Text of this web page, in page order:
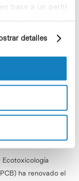
base a un perfil
navegación (por
consultar
detalles
Ecotoxicología
ha renovado el